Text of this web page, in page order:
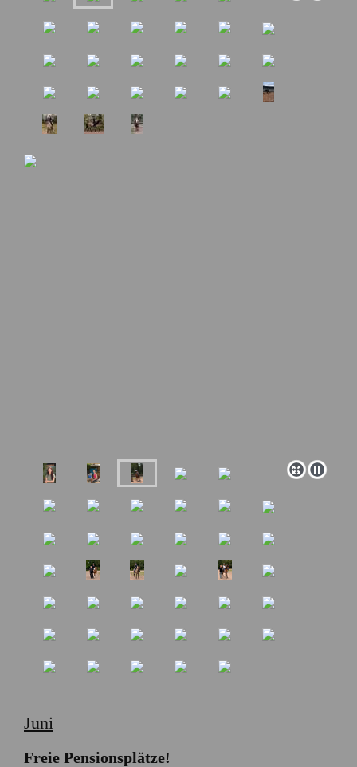
Juni
Freie Pensionsplätze!